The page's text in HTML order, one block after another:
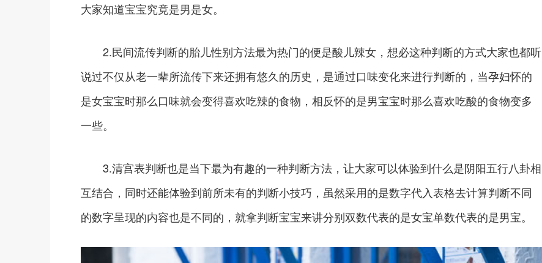
大家知道宝宝究竟是男是女。
2.民间流传判断的胎儿性别方法最为热门的便是酸儿辣女，想必这种判断的方式大家也都听
说过不仅从老一辈所流传下来还拥有悠久的历史，是通过口味变化来进行判断的，当孕妇怀的
是女宝宝时那么口味就会变得喜欢吃辣的食物，相反怀的是男宝宝时那么喜欢吃酸的食物变多
一些。
3.清宫表判断也是当下最为有趣的一种判断方法，让大家可以体验到什么是阴阳五行八卦相
互结合，同时还能体验到前所未有的判断小技巧，虽然采用的是数字代入表格去计算判断不同
的数字呈现的内容也是不同的，就拿判断宝宝来讲分别双数代表的是女宝单数代表的是男宝。